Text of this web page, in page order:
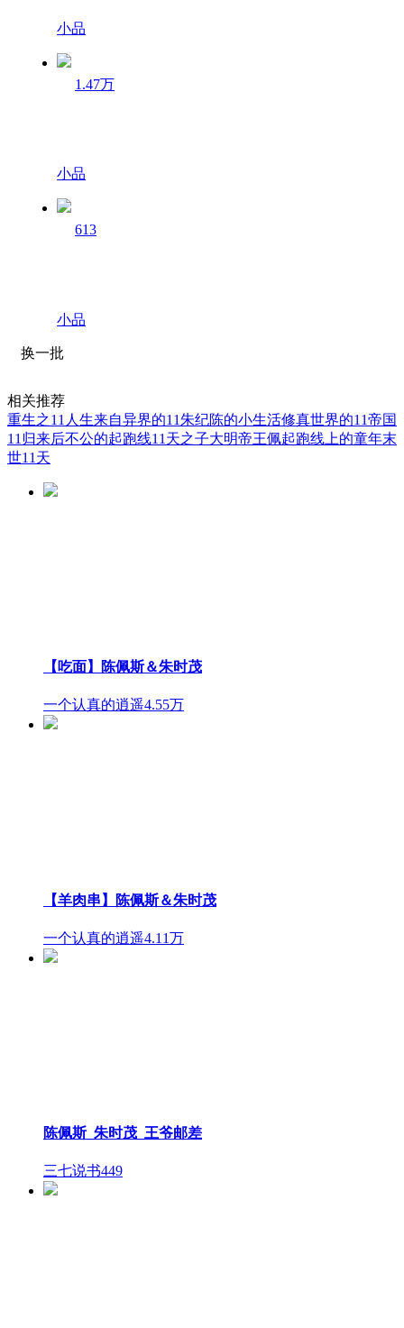
小品
1.47万
小品
613
小品
换一批
相关推荐
重生之11人生来自异界的11朱纪陈的小生活修真世界的11帝国
11归来后不公的起跑线11天之子大明帝王佩起跑线上的童年末
世11天
【吃面】陈佩斯＆朱时茂
一个认真的逍遥4.55万
【羊肉串】陈佩斯＆朱时茂
一个认真的逍遥4.11万
陈佩斯_朱时茂_王爷邮差
三七说书449